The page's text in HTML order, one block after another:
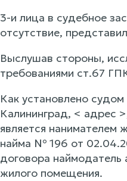
3-и лица в судебное
отсутствие,
Выслушав стороны,
требованиями ст.67
Как установлено
Калининград, < адрес
является нанимателем
найма № 196 от
договора наймодатель
жилого помещения.